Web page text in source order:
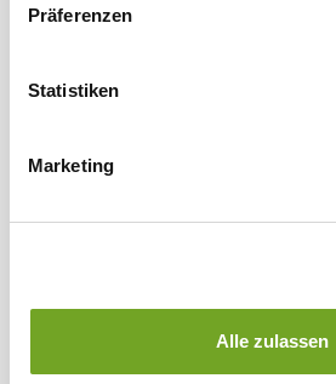
Präferenzen
Statistiken
Marketing
Alle zulassen
Merino Bio-